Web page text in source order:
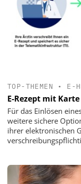
TOP-THEMEN • E-
E-Rezept mit
Für das Einlösen
weitere sichere
ihrer elektronischen